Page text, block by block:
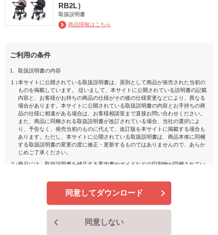
RB2L）
取扱説明書
商品情報はこちら
ご利用の条件
1.
取扱説明書の内容
１）本サイトに公開されている取扱説明書は、原則として商品が発売された当初の
ものを掲載しています。 従いまして、本サイトに公開されている説明書の記載
内容と、お客様がお持ちの商品の仕様がその後の仕様変更などにより、異なる
場合があります。本サイトに公開されている取扱説明書の内容とお手持ちの商
品の仕様に相違がある場合は、お客様相談室まで直接お問い合わせください。
また、商品に同梱される取扱説明書が改訂されている場合、当社の選択によ
り、予告なく、発売当初のものに代えて、改訂版を本サイトに掲載する場合も
あります。ただし、本サイトに公開されている取扱説明書は、商品本体に同梱
する取扱説明書の変更の度に修正・更新するものではありませんので、あらか
じめご了承ください。
２）商品には、取扱説明書を補足する案内書やガイドなどの印刷物が同梱されてい
商品ご使用時の安全上のご注意については、取扱説明書に記載または別途同梱の別
基本的に公開しておりません。
取扱説明書中に記載する安全上のご注意は、法的規
同意しない
同意してダウンロード